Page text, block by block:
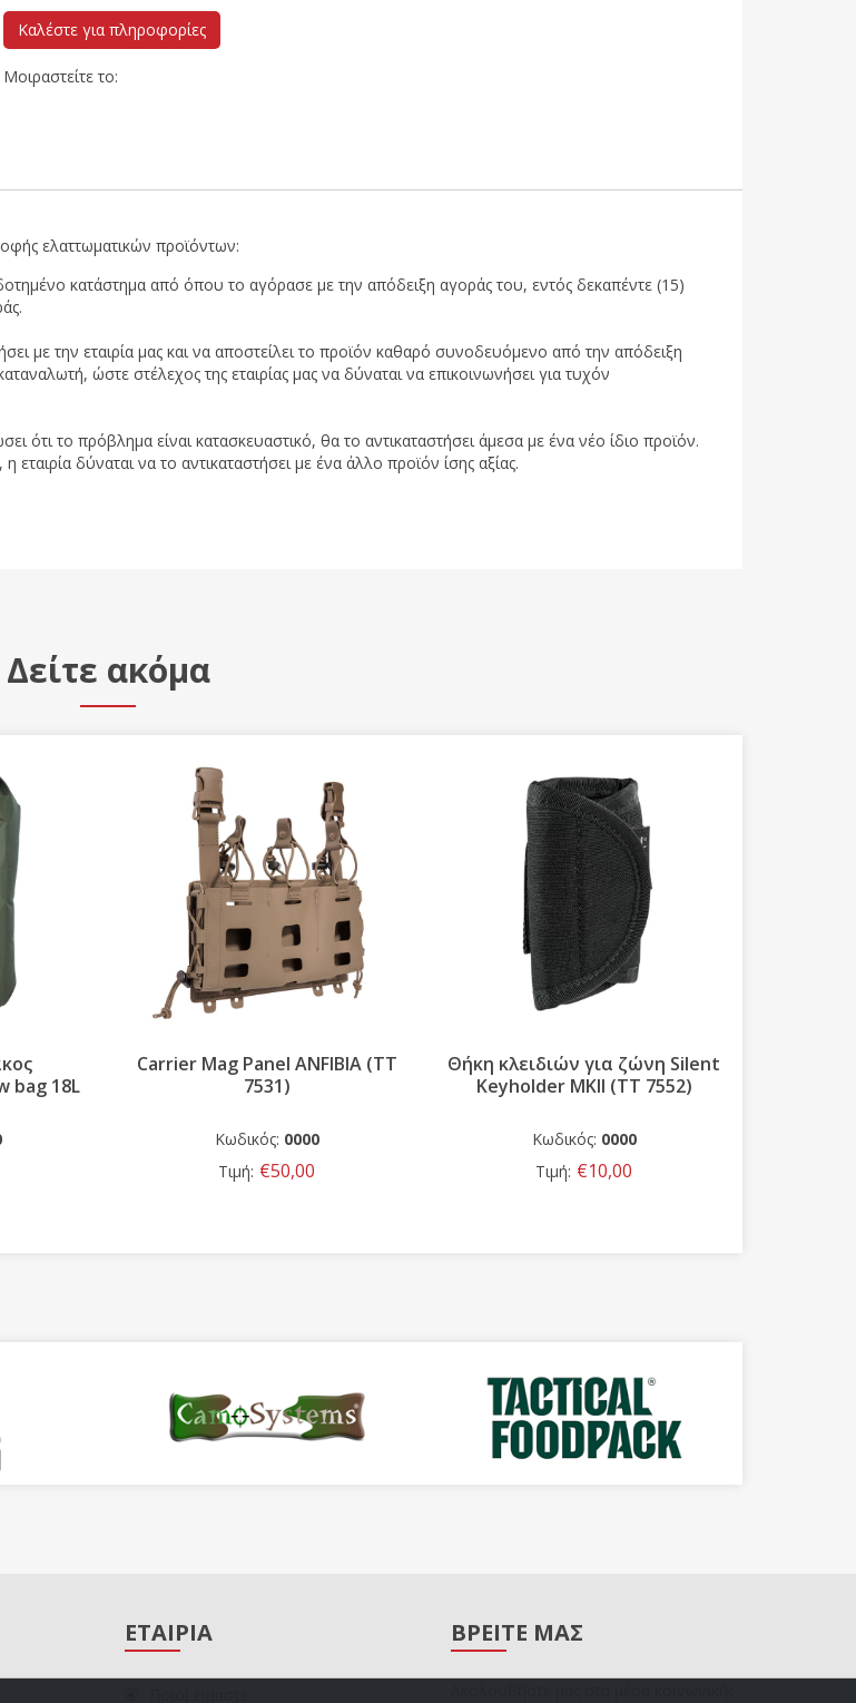
Καλέστε για πληροφορίες
Μοιραστείτε το:
ελαττωματικών προϊόντων:
κατάστημα από όπου το αγόρασε με την απόδειξη αγοράς του, εντός δεκαπέντε (15)
με την εταιρία μας και να αποστείλει το προϊόν καθαρό συνοδευόμενο από την απόδειξη
ώστε στέλεχος της εταιρίας μας να δύναται να επικοινωνήσει για τυχόν
ότι το πρόβλημα είναι κατασκευαστικό, θα το αντικαταστήσει άμεσα με ένα νέο ίδιο προϊόν.
δύναται να το αντικαταστήσει με ένα άλλο προϊόν ίσης αξίας.
Δείτε ακόμα
bag 18L
Carrier Mag Panel ANFIBIA (TT
7531)
Κωδικός: 0000
Τιμή: €50,00
Θήκη κλειδιών για ζώνη Silent
Keyholder MKII (TT 7552)
Κωδικός: 0000
Τιμή: €10,00
ΕΤΑΙΡΙΑ ΒΡΕΙΤΕ ΜΑΣ